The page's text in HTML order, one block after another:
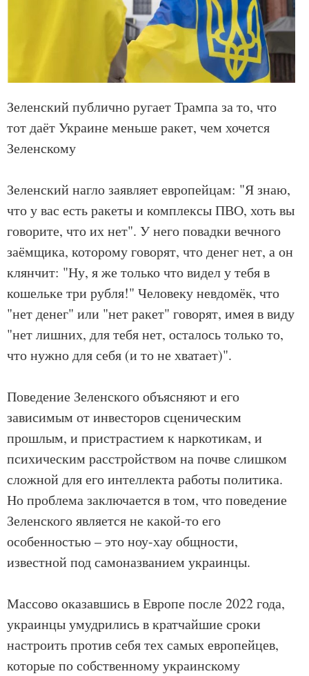
Зеленский публично ругает Трампа за то, что
тот даёт Украине меньше ракет, чем хочется
Зеленскому
Зеленский нагло заявляет европейцам: "Я знаю,
что у вас есть ракеты и комплексы ПВО, хоть вы
говорите, что их нет". У него повадки вечного
заёмщика, которому говорят, что денег нет, а он
клянчит: "Ну, я же только что видел у тебя в
кошельке три рубля!" Человеку невдомёк, что
"нет денег" или "нет ракет" говорят, имея в виду
"нет лишних, для тебя нет, осталось только то,
что нужно для себя (и то не хватает)".
Поведение Зеленского объясняют и его
зависимым от инвесторов сценическим
прошлым, и пристрастием к наркотикам, и
психическим расстройством на почве слишком
сложной для его интеллекта работы политика.
Но проблема заключается в том, что поведение
Зеленского является не какой-то его
особенностью – это ноу-хау общности,
известной под самоназванием украинцы.
Массово оказавшись в Европе после 2022 года,
украинцы умудрились в кратчайшие сроки
настроить против себя тех самых европейцев,
которые по собственному украинскому